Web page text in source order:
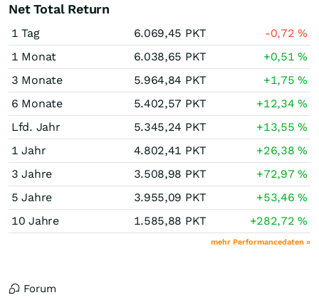
Net Total Return
1 Tag 6.069,45 PKT -0,72%
1 Monat
6.038,65 PKT +0,51%
3 Monate
5.964,84 PKT +1,75%
6 Monate
5.402,57 PKT +12,34%
Lfd. Jahr
5.345,24 PKT +13,55%
1 Jahr
4.802,41 PKT +26,38%
3 Jahre
3.508,98 PKT +72,97%
5 Jahre
3.955,09 PKT +53,46%
10 Jahre
1.585,88 PKT +282,72%
mehr Performancedaten »
Forum